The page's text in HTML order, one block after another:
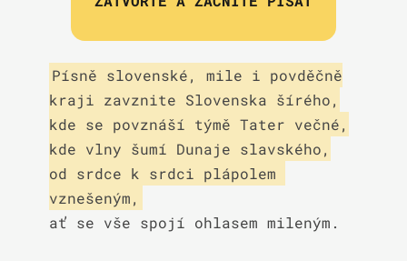
Písně slovenské, mile i povděčně
kraji zavznite Slovenska šírého,
kde se povznáší týmě Tater večné,
kde vlny šumí Dunaje slavského,
od srdce k srdci plápolem
vznešeným,
ať se vše spojí ohlasem mileným.